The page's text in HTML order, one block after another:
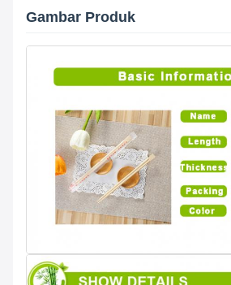
Gambar Produk